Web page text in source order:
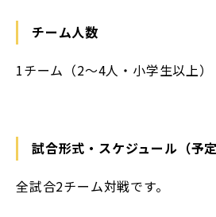
チーム人数
1チーム（2～4人・小学生以上）
試合形式・スケジュール（予定
全試合2チーム対戦です。